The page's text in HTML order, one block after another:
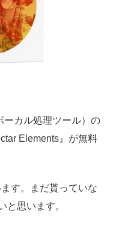
ーカル処理ツール）の
Elements』が無料
す。まだ貰っていな
と思います。